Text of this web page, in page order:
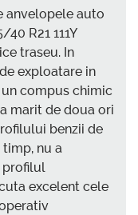
anvelopele auto
R21 111Y
traseu. In
exploatare in
compus chimic
marit de doua ori
benzii de
nu a
profilul
excelent cele